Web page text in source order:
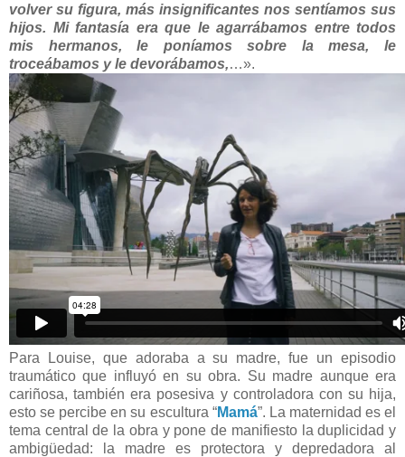
volver su figura, más insignificantes nos sentíamos sus
hijos. Mi fantasía era que le agarrábamos entre todos
mis hermanos, le poníamos sobre la mesa, le
troceábamos y le devorábamos,…».
Para Louise, que adoraba a su madre, fue un episodio
traumático que influyó en su obra. Su madre aunque era
cariñosa, también era posesiva y controladora con su hija,
esto se percibe en su escultura “Mamá”. La maternidad es el
tema central de la obra y pone de manifiesto la duplicidad y
ambigüedad: la madre es protectora y depredadora al